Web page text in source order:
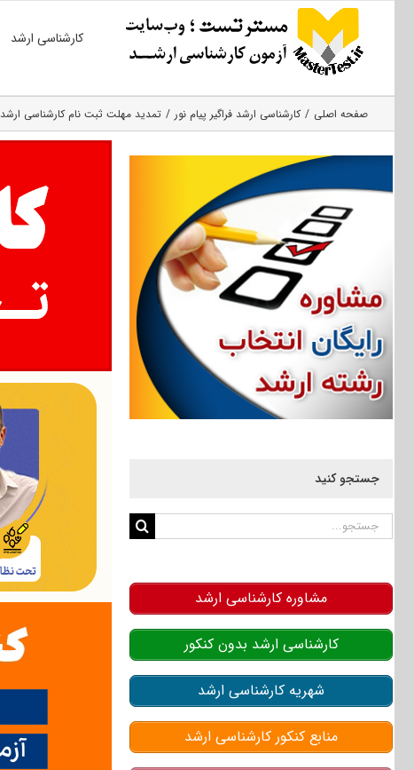
کارشناسی ارشد
صفحه اصلی کارشناسی ارشد فراگیر پیام نور تمدید مهلت ثبت‌ نام کارشناسی ارشد ۹۷ فراگیر پیام نور
جستجو کنید
جستجو
مشاوره کارشناسی ارشد
کارشناسی ارشد بدون کنکور
شهریه کارشناسی ارشد
منابع کنکور کارشناسی ارشد